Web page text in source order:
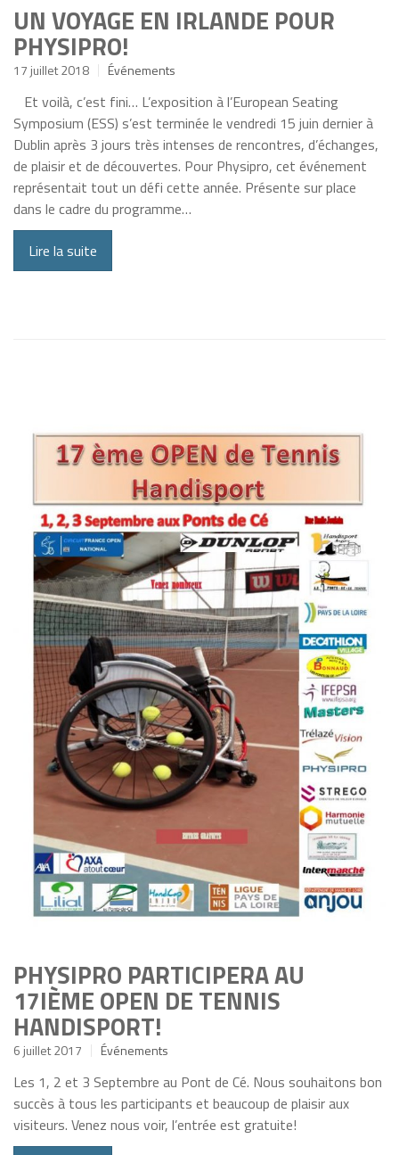
UN VOYAGE EN IRLANDE POUR
PHYSIPRO!
17 juillet 2018 Événements
Et voilà, c’est fini… L’exposition à l’European Seating
Symposium (ESS) s’est terminée le vendredi 15 juin dernier à
Dublin après 3 jours très intenses de rencontres, d’échanges,
de plaisir et de découvertes. Pour Physipro, cet événement
représentait tout un défi cette année. Présente sur place
dans le cadre du programme…
Lire la suite
PHYSIPRO PARTICIPERA AU
17IÈME OPEN DE TENNIS
HANDISPORT!
6 juillet 2017 Événements
Les 1, 2 et 3 Septembre au Pont de Cé. Nous souhaitons bon
succès à tous les participants et beaucoup de plaisir aux
visiteurs. Venez nous voir, l’entrée est gratuite!